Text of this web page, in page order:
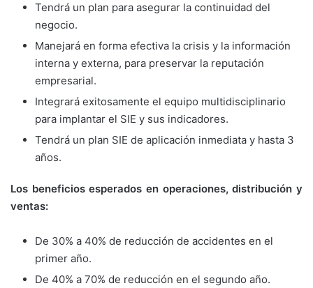
Tendrá un plan para asegurar la continuidad del
negocio.
Manejará en forma efectiva la crisis y la información
interna y externa, para preservar la reputación
empresarial.
Integrará exitosamente el equipo multidisciplinario
para implantar el SIE y sus indicadores.
Tendrá un plan SIE de aplicación inmediata y hasta 3
años.
Los beneficios esperados en operaciones, distribución y
ventas:
De 30% a 40% de reducción de accidentes en el
primer año.
De 40% a 70% de reducción en el segundo año.